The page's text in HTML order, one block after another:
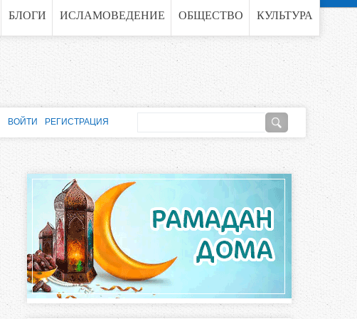
БЛОГИ ИСЛАМОВЕДЕНИЕ ОБЩЕСТВО КУЛЬТУРА
Ф
о
а
п
о
ВОЙТИ РЕГИСТРАЦИЯ